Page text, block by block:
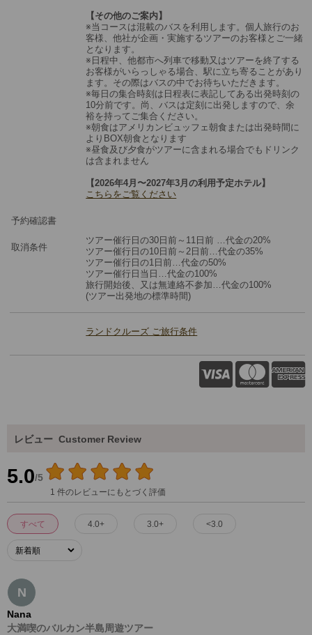
【その他のご案内】
※当コースは混載のバスを利用します。個人旅行のお
客様、他社が企画・実施するツアーのお客様とご一緒
となります。
※日程中、他都市へ列車で移動又はツアーを終了する
お客様がいらっしゃる場合、駅に立ち寄ることがあり
ます。その際はバスの中でお待ちいただきます。
※毎日の集合時刻は日程表に表記してある出発時刻の
10分前です。尚、バスは定刻に出発しますので、余
裕を持ってご集合ください。
※朝食はアメリカンビュッフェ朝食または出発時間に
よりBOX朝食となります
※昼食及び夕食がツアーに含まれる場合でもドリンク
は含まれません
【2026年4月〜2027年3月の利用予定ホテル】
こちらをご覧ください
予約確認書
取消条件
ツアー催行日の30日前～11日前 …代金の20%
ツアー催行日の10日前～2日前…代金の35%
ツアー催行日の1日前…代金の50%
ツアー催行日当日…代金の100%
旅⾏開始後、⼜は無連絡不参加…代金の100%
(ツアー出発地の標準時間)
ランドクルーズ ご旅行条件
レビュー Customer Review
5.0/5
1 件のレビューにもとづく評価
すべて 4.0+ 3.0+ <3.0
N
Nana
大満喫のバルカン半島周遊ツアー